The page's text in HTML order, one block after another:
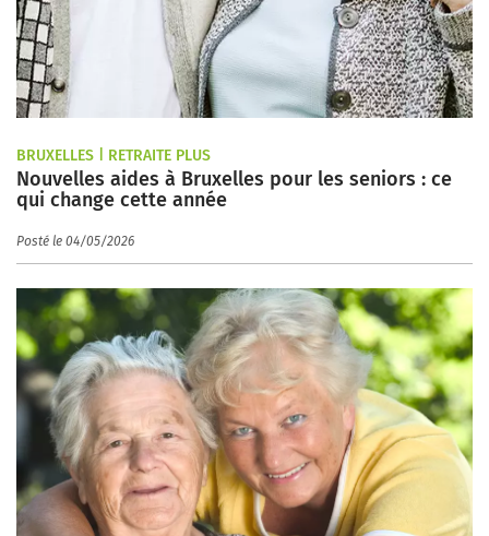
BRUXELLES | RETRAITE PLUS
Nouvelles aides à Bruxelles pour les seniors : ce
qui change cette année
Posté le 04/05/2026